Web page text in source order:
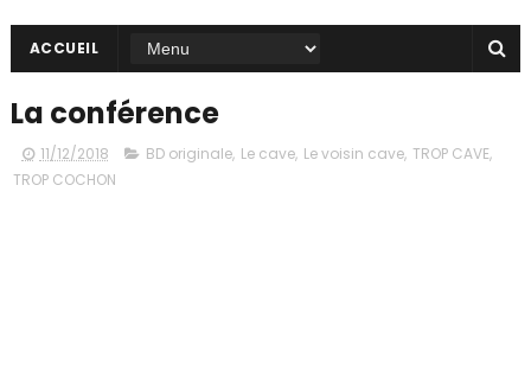
ACCUEIL
La conférence
11/12/2018 BD originale, Le cave, Le voisin cave, TROP CAVE,
TROP COCHON